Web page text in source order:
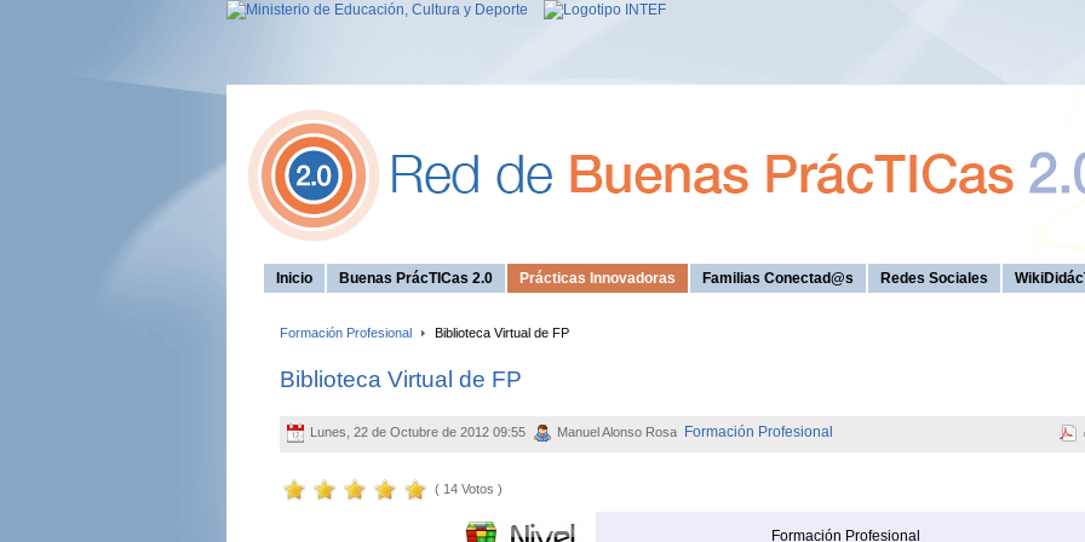
Inicio Buenas PrácTICas 2.0 Prácticas Innovadoras Familias Conectad@s Redes Sociales
Formación Profesional Biblioteca Virtual de FP
Biblioteca Virtual de FP
Lunes, 22 de Octubre de 2012 09:55 Manuel Alonso Rosa Formación Profesional
( 14 Votos )
Formación Profesional